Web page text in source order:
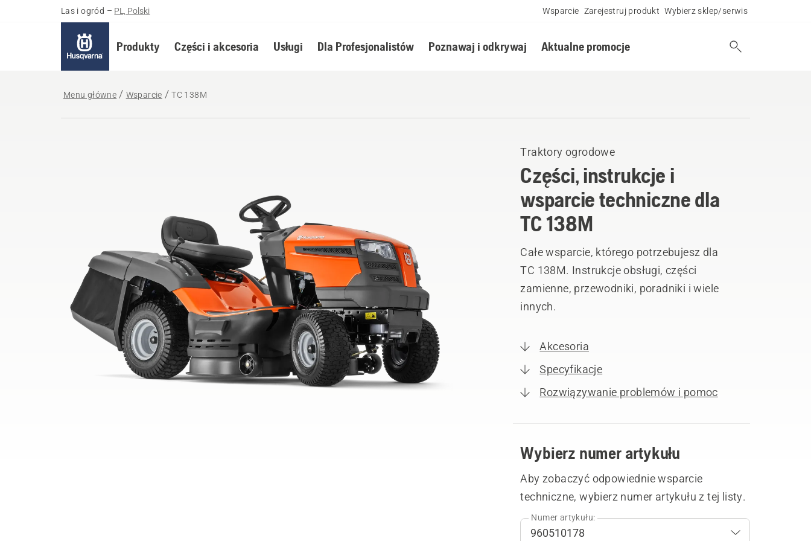
Las i ogród – PL, Polski Wsparcie Zarejestruj produkt Wybierz sklep/serwis
Produkty Części i akcesoria Usługi Dla Profesjonalistów Poznawaj i odkrywaj Aktualne promocje
Menu główne Wsparcie TC 138M
Traktory ogrodowe
Części, instrukcje i
wsparcie techniczne dla
TC 138M
Całe wsparcie, którego potrzebujesz dla
TC 138M. Instrukcje obsługi, części
zamienne, przewodniki, poradniki i wiele
innych.
Akcesoria
Specyfikacje
Rozwiązywanie problemów i pomoc
Wybierz numer artykułu
Aby zobaczyć odpowiednie wsparcie
techniczne, wybierz numer artykułu z tej listy.
Numer artykułu: